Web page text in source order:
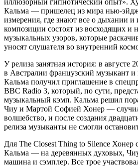
Кальма — пришелец из мира нью-эйдж
измерения, где знают все о дыхании и
композиции состоят из восходящих и
музыкальных узоров, которые
уносят слушателя во внутренний
У релиза занятная история: в
в Австралии французский музыкант
Кальма получил приглашение в
BBC Radio 3, который, по сути,
музыкальный кэмп. Кальма решил
Чиу и Мартой Софией Хонер —
волшебство, и после создания
релиза музыканты не смогли
Для The Closest Thing to Silence Хонер
Кальма — на деревянных духовых,
машина и сэмплер. Все трое